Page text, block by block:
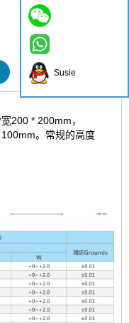
200 * 200mm，
。常规的高度
Susie